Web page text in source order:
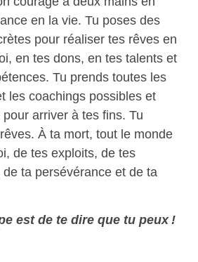
en la vie. Tu poses des
pour réaliser tes rêves en
en tes dons, en tes talents et
Tu prends toutes les
les coachings possibles et
arriver à tes fins. Tu
À ta mort, tout le monde
de tes exploits, de tes
de ta persévérance et de ta
est de te dire que tu peux !